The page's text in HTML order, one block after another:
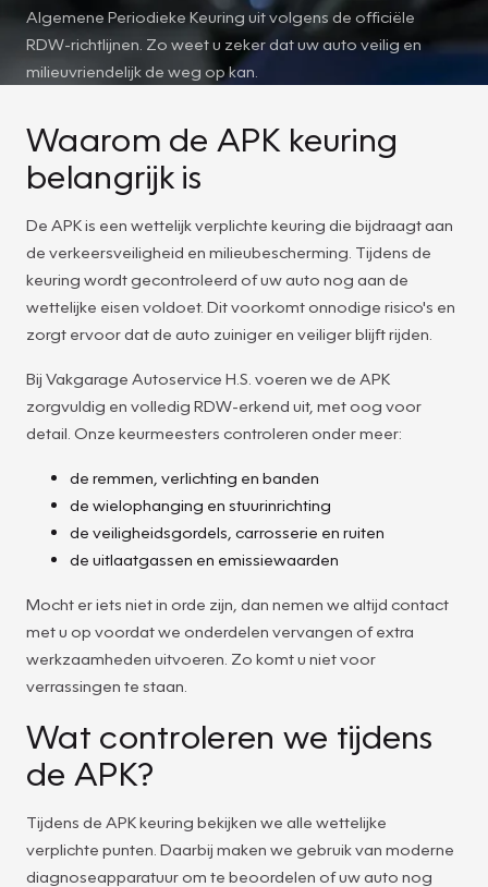
Algemene Periodieke Keuring uit volgens de officiële
RDW-richtlijnen. Zo weet u zeker dat uw auto veilig en
milieuvriendelijk de weg op kan.
Waarom de APK keuring
belangrijk is
De APK is een wettelijk verplichte keuring die bijdraagt aan
de verkeersveiligheid en milieubescherming. Tijdens de
keuring wordt gecontroleerd of uw auto nog aan de
wettelijke eisen voldoet. Dit voorkomt onnodige risico's en
zorgt ervoor dat de auto zuiniger en veiliger blijft rijden.
Bij Vakgarage Autoservice H.S. voeren we de APK
zorgvuldig en volledig RDW-erkend uit, met oog voor
detail. Onze keurmeesters controleren onder meer:
de remmen, verlichting en banden
de wielophanging en stuurinrichting
de veiligheidsgordels, carrosserie en ruiten
de uitlaatgassen en emissiewaarden
Mocht er iets niet in orde zijn, dan nemen we altijd contact
met u op voordat we onderdelen vervangen of extra
werkzaamheden uitvoeren. Zo komt u niet voor
verrassingen te staan.
Wat controleren we tijdens
de APK?
Tijdens de APK keuring bekijken we alle wettelijke
verplichte punten. Daarbij maken we gebruik van moderne
diagnoseapparatuur om te beoordelen of uw auto nog